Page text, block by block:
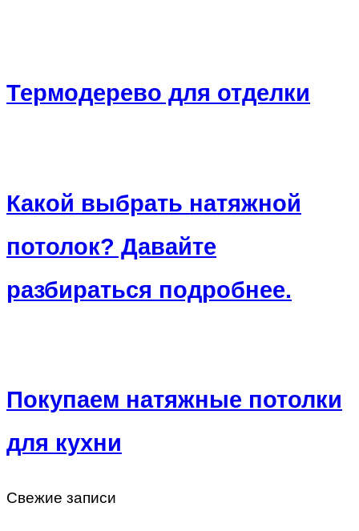
Термодерево для отделки
Какой выбрать натяжной
потолок? Давайте
разбираться подробнее.
Покупаем натяжные потолки
для кухни
Свежие записи